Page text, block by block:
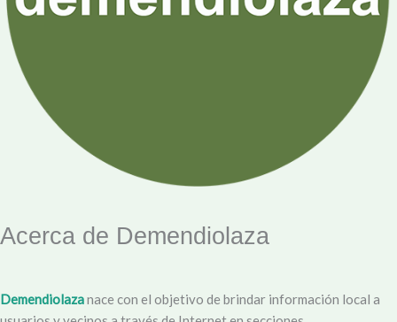
Acerca de Demendiolaza
Demendiolazanace con el objetivo de brindar información local a